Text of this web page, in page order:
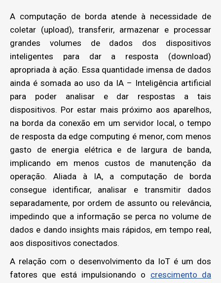
A computação de borda atende à necessidade de
coletar (upload), transferir, armazenar e processar
grandes volumes de dados dos dispositivos
inteligentes para dar a resposta (download)
apropriada à ação. Essa quantidade imensa de dados
ainda é somada ao uso da IA – Inteligência artificial
para poder analisar e dar respostas a tais
dispositivos. Por estar mais próximo aos aparelhos,
na borda da conexão em um servidor local, o tempo
de resposta da edge computing é menor, com menos
gasto de energia elétrica e de largura de banda,
implicando em menos custos de manutenção da
operação. Aliada à IA, a computação de borda
consegue identificar, analisar e transmitir dados
separadamente, por ordem de assunto ou relevância,
impedindo que a informação se perca no volume de
dados e dando insights mais rápidos, em tempo real,
aos dispositivos conectados.
A relação com o desenvolvimento da IoT é um dos
fatores que está impulsionando o crescimento da